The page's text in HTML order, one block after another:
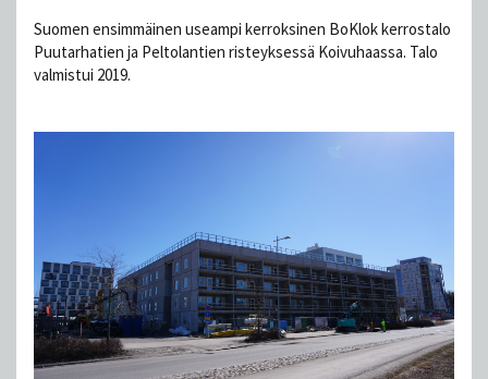
Suomen ensimmäinen useampi kerroksinen BoKlok kerrostalo
Puutarhatien ja Peltolantien risteyksessä Koivuhaassa. Talo
valmistui 2019.